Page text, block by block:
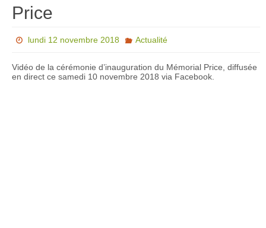
Price
lundi 12 novembre 2018 Actualité
Vidéo de la cérémonie d’inauguration du Mémorial Price, diffusée
en direct ce samedi 10 novembre 2018 via Facebook.